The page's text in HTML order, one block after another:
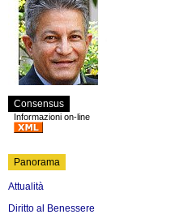
Consensus
Informazioni on-line
Panorama
Attualità
Diritto al Benessere